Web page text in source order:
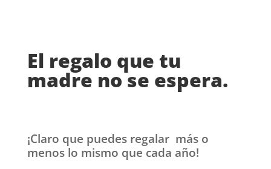
El regalo que tu
madre no se espera.
¡Claro que puedes regalar más o
menos lo mismo que cada año!